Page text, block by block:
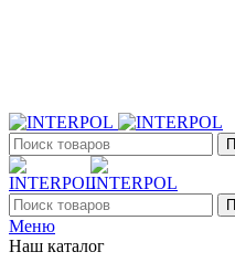
Меню
Наш каталог